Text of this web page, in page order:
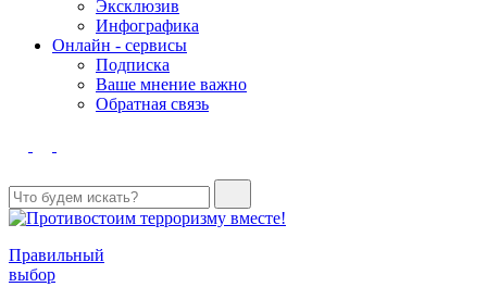
Эксклюзив
Инфографика
Онлайн - сервисы
Подписка
Ваше мнение важно
Обратная связь
Правильный
выбор